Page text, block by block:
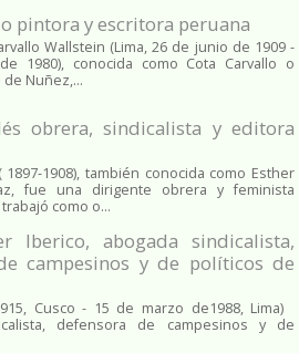
pintora y escritora peruana
Wallstein (Lima, 26 de junio de 1909 -
1980), conocida como Cota Carvallo o
de Nuñez,...
obrera, sindicalista y editora
1897-1908), también conocida como Esther
fue una dirigente obrera y feminista
como o...
Iberico, abogada sindicalista,
campesinos y de políticos de
Cusco - 15 de marzo de1988, Lima)
defensora de campesinos y de